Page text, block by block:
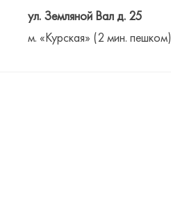
ул. Земляной Вал д. 25
м. «Курская» (2 мин. пешком)